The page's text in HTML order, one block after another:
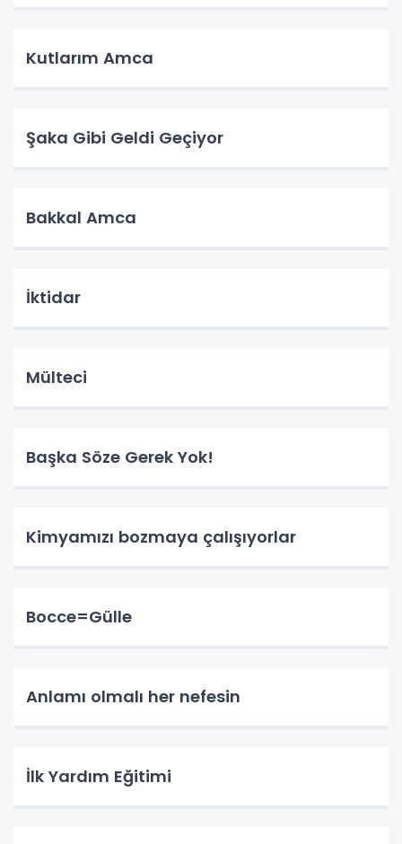
Kutlarım Amca
Şaka Gibi Geldi Geçiyor
Bakkal Amca
İktidar
Mülteci
Başka Söze Gerek Yok!
Kimyamızı bozmaya çalışıyorlar
Bocce=Gülle
Anlamı olmalı her nefesin
İlk Yardım Eğitimi